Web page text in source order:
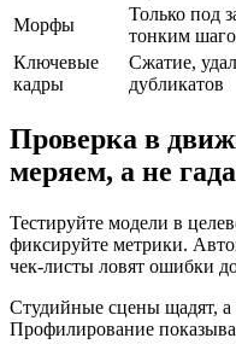
Морфы
Только под
тонким
Ключевые
кадры
Сжатие,
дубликатов
Проверка в
меряем, а не
Тестируйте модели в
фиксируйте метрики.
чек‑листы ловят ошибки
Студийные сцены щадят, а
Профилирование